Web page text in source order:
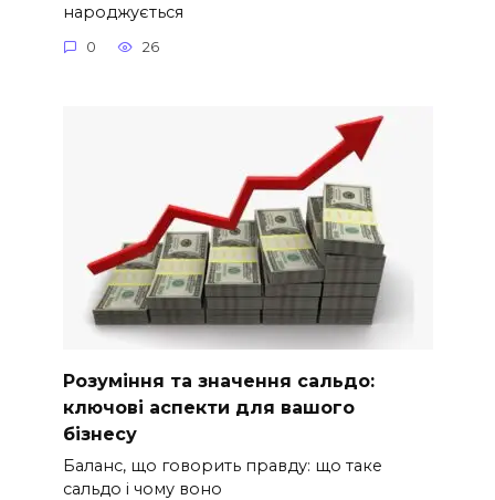
народжується
0 26
Розуміння та значення сальдо:
ключові аспекти для вашого
бізнесу
Баланс, що говорить правду: що таке
сальдо і чому воно